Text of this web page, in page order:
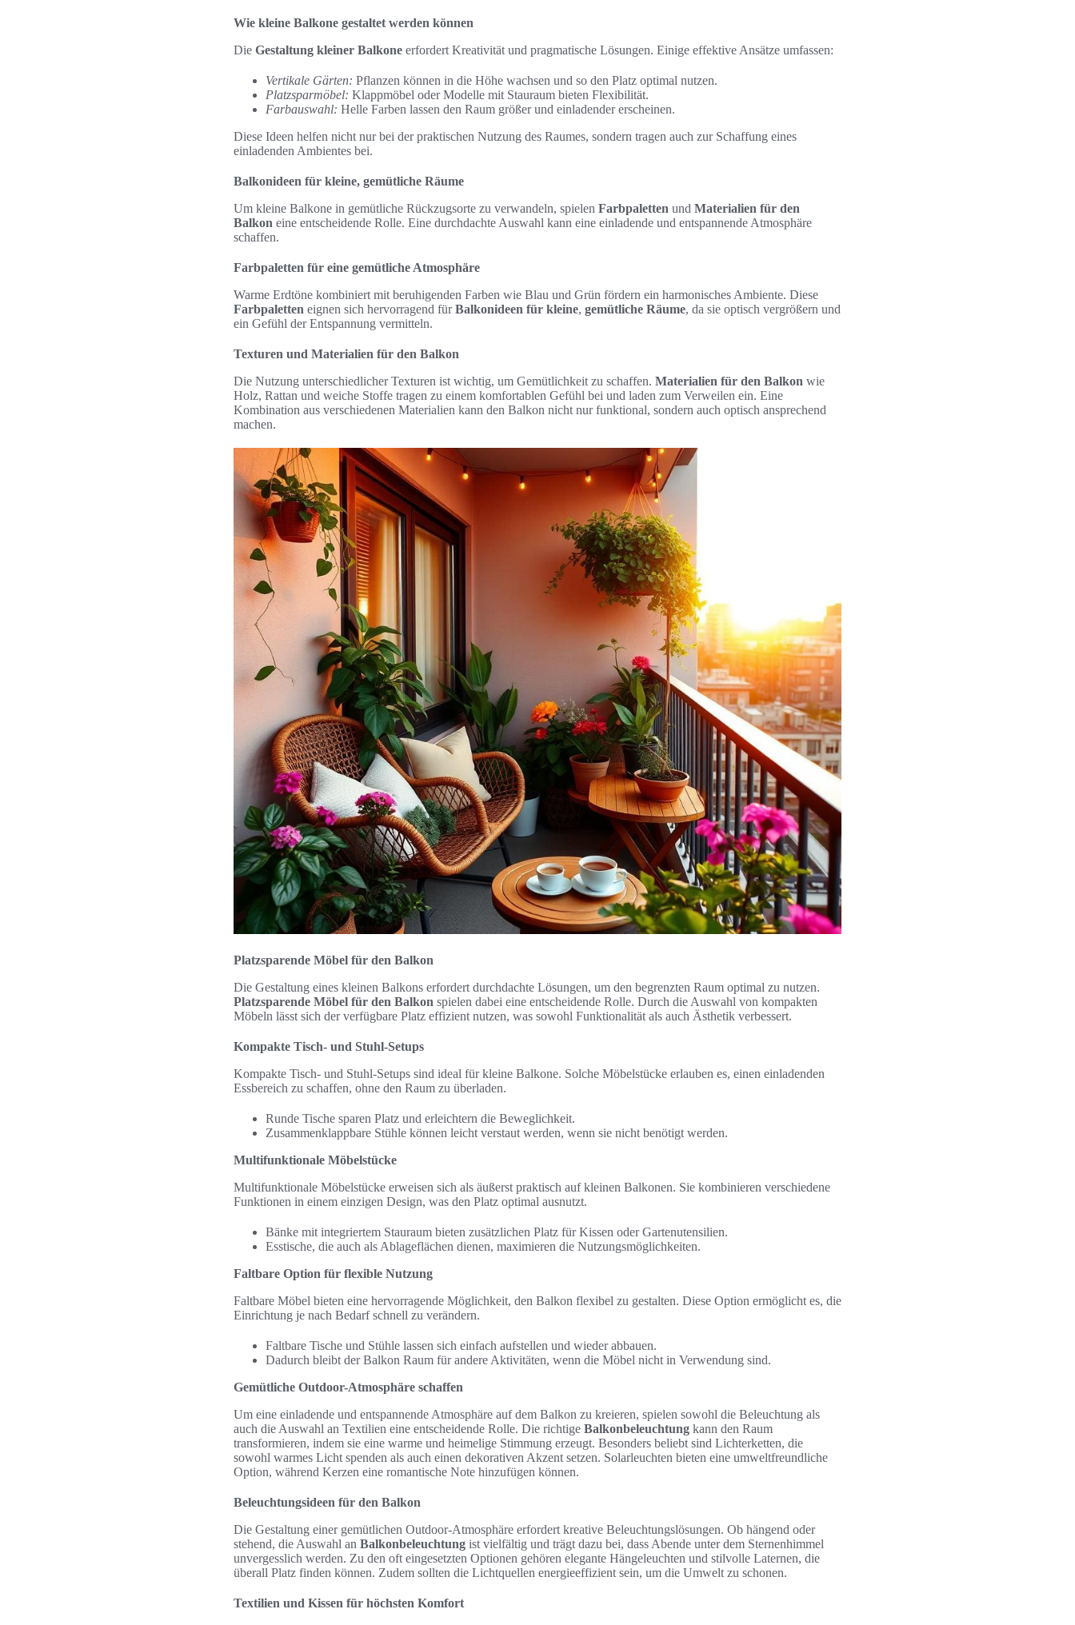
Wie kleine Balkone gestaltet werden können
Die Gestaltung kleiner Balkone erfordert Kreativität und pragmatische Lösungen. Einige effektive Ansätze umfassen:
Vertikale Gärten: Pflanzen können in die Höhe wachsen und so den Platz optimal nutzen.
Platzsparmöbel: Klappmöbel oder Modelle mit Stauraum bieten Flexibilität.
Farbauswahl: Helle Farben lassen den Raum größer und einladender erscheinen.
Diese Ideen helfen nicht nur bei der praktischen Nutzung des Raumes, sondern tragen auch zur Schaffung eines
einladenden Ambientes bei.
Balkonideen für kleine, gemütliche Räume
Um kleine Balkone in gemütliche Rückzugsorte zu verwandeln, spielen Farbpaletten und Materialien für den
Balkon eine entscheidende Rolle. Eine durchdachte Auswahl kann eine einladende und entspannende Atmosphäre
schaffen.
Farbpaletten für eine gemütliche Atmosphäre
Warme Erdtöne kombiniert mit beruhigenden Farben wie Blau und Grün fördern ein harmonisches Ambiente. Diese
Farbpaletten eignen sich hervorragend fürBalkonideen für kleine, gemütliche Räume, da sie optisch vergrößern und
ein Gefühl der Entspannung vermitteln.
Texturen und Materialien für den Balkon
Die Nutzung unterschiedlicher Texturen ist wichtig, um Gemütlichkeit zu schaffen. Materialien für den Balkon wie
Holz, Rattan und weiche Stoffe tragen zu einem komfortablen Gefühl bei und laden zum Verweilen ein. Eine
Kombination aus verschiedenen Materialien kann den Balkon nicht nur funktional, sondern auch optisch ansprechend
machen.
Platzsparende Möbel für den Balkon
Die Gestaltung eines kleinen Balkons erfordert durchdachte Lösungen, um den begrenzten Raum optimal zu nutzen.
Platzsparende Möbel für den Balkon spielen dabei eine entscheidende Rolle. Durch die Auswahl von kompakten
Möbeln lässt sich der verfügbare Platz effizient nutzen, was sowohl Funktionalität als auch Ästhetik verbessert.
Kompakte Tisch- und Stuhl-Setups
Kompakte Tisch- und Stuhl-Setups sind ideal für kleine Balkone. Solche Möbelstücke erlauben es, einen einladenden
Essbereich zu schaffen, ohne den Raum zu überladen.
Runde Tische sparen Platz und erleichtern die Beweglichkeit.
Zusammenklappbare Stühle können leicht verstaut werden, wenn sie nicht benötigt werden.
Multifunktionale Möbelstücke
Multifunktionale Möbelstücke erweisen sich als äußerst praktisch auf kleinen Balkonen. Sie kombinieren verschiedene
Funktionen in einem einzigen Design, was den Platz optimal ausnutzt.
Bänke mit integriertem Stauraum bieten zusätzlichen Platz für Kissen oder Gartenutensilien.
Esstische, die auch als Ablageflächen dienen, maximieren die Nutzungsmöglichkeiten.
Faltbare Option für flexible Nutzung
Faltbare Möbel bieten eine hervorragende Möglichkeit, den Balkon flexibel zu gestalten. Diese Option ermöglicht es, die
Einrichtung je nach Bedarf schnell zu verändern.
Faltbare Tische und Stühle lassen sich einfach aufstellen und wieder abbauen.
Dadurch bleibt der Balkon Raum für andere Aktivitäten, wenn die Möbel nicht in Verwendung sind.
Gemütliche Outdoor-Atmosphäre schaffen
Um eine einladende und entspannende Atmosphäre auf dem Balkon zu kreieren, spielen sowohl die Beleuchtung als
auch die Auswahl an Textilien eine entscheidende Rolle. Die richtige Balkonbeleuchtung kann den Raum
transformieren, indem sie eine warme und heimelige Stimmung erzeugt. Besonders beliebt sind Lichterketten, die
sowohl warmes Licht spenden als auch einen dekorativen Akzent setzen. Solarleuchten bieten eine umweltfreundliche
Option, während Kerzen eine romantische Note hinzufügen können.
Beleuchtungsideen für den Balkon
Die Gestaltung einer gemütlichen Outdoor-Atmosphäre erfordert kreative Beleuchtungslösungen. Ob hängend oder
stehend, die Auswahl an Balkonbeleuchtung ist vielfältig und trägt dazu bei, dass Abende unter dem Sternenhimmel
unvergesslich werden. Zu den oft eingesetzten Optionen gehören elegante Hängeleuchten und stilvolle Laternen, die
überall Platz finden können. Zudem sollten die Lichtquellen energieeffizient sein, um die Umwelt zu schonen.
Textilien und Kissen für höchsten Komfort